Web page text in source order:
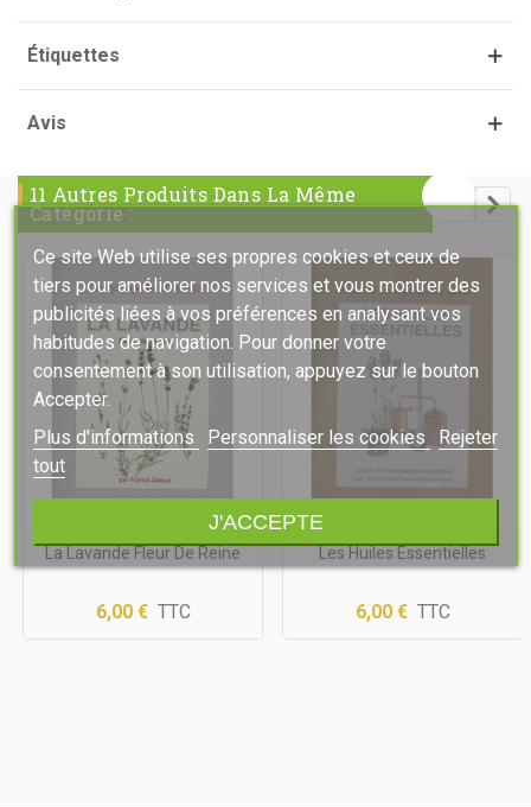
Étiquettes
Avis
11 Autres Produits Dans La Même
Catégorie :
La Lavande Fleur De Reine
6,00 € TTC
Les Huiles Essentielles
6,00 € TTC
Ce site Web utilise ses propres cookies et ceux de
tiers pour améliorer nos services et vous montrer des
publicités liées à vos préférences en analysant vos
habitudes de navigation. Pour donner votre
consentement à son utilisation, appuyez sur le bouton
Accepter.
Plus d'informations
Personnaliser les cookies
Rejeter
tout
J'ACCEPTE